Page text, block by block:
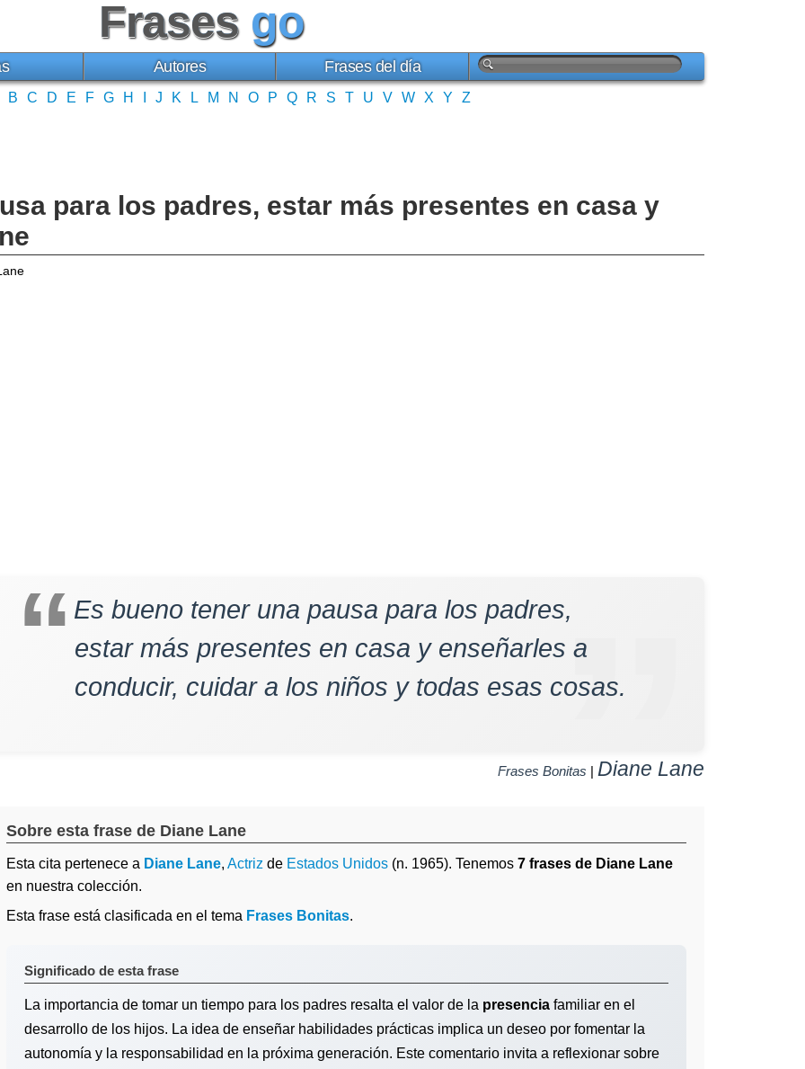
Frases go
Autores Frases del día
B C D E F G H J K L M N O P Q R S T U V W X Y Z
para los padres, estar más presentes en casa y
Es bueno tener una pausa para los padres,
estar más presentes en casa y enseñarles a
conducir, cuidar a los niños y todas esas cosas.
Frases Bonitas | Diane Lane
Sobre esta frase de Diane Lane
Esta cita pertenece a Diane Lane, Actriz de Estados Unidos (n. 1965). Tenemos 7 frases de Diane Lane
en nuestra colección.
Esta frase está clasificada en el tema Frases Bonitas.
Significado de esta frase
La importancia de tomar un tiempo para los padres resalta el valor de la presencia familiar en el
desarrollo de los hijos. La idea de enseñar habilidades prácticas implica un deseo por fomentar la
autonomía y la responsabilidad en la próxima generación. Este comentario invita a reflexionar sobre